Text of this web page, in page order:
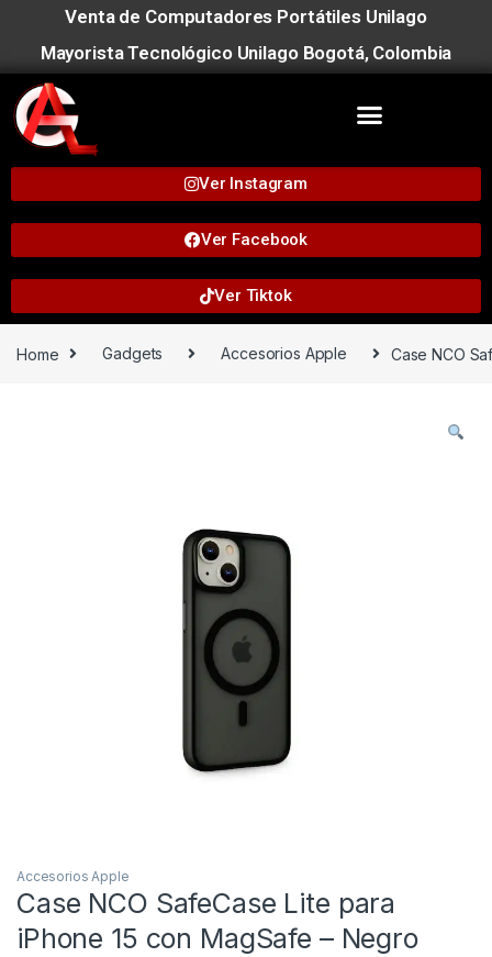
Venta de Computadores Portátiles Unilago
Mayorista Tecnológico Unilago Bogotá, Colombia
Ver Instagram
Ver Facebook
Ver Tiktok
Home Gadgets Accesorios Apple Case NCO
Accesorios Apple
Case NCO SafeCase Lite para
iPhone 15 con MagSafe – Negro